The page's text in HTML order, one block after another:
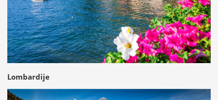
Lombardije